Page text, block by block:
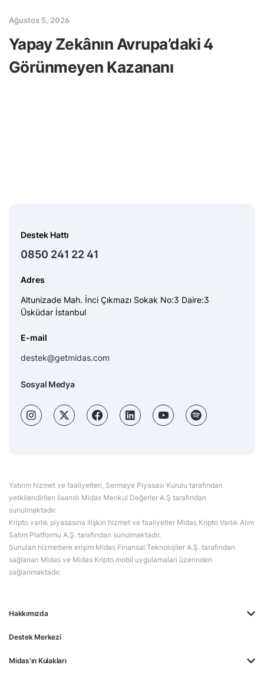
Ağustos 5, 2026
Yapay Zekânın Avrupa’daki 4
Görünmeyen Kazananı
Hakkımızda
Destek Merkezi
Midas'ın Kulakları
Destek Hattı
0850 241 22 41
Adres
Altunizade Mah. İnci Çıkmazı Sokak No:3 Daire:3
Üsküdar İstanbul
E-mail
destek@getmidas.com
Sosyal Medya
Yatırım hizmet ve faaliyetleri, Sermaye Piyasası Kurulu tarafından
yetkilendirilen lisanslı Midas Menkul Değerler A.Ş tarafından
sunulmaktadır.
Kripto varlık piyasasına ilişkin hizmet ve faaliyetler Midas Kripto Varlık Alım
Satım Platformu A.Ş. tarafından sunulmaktadır.
Sunulan hizmetlere erişim Midas Finansal Teknolojiler A.Ş. tarafından
sağlanan Midas ve Midas Kripto mobil uygulamaları üzerinden
sağlanmaktadır.